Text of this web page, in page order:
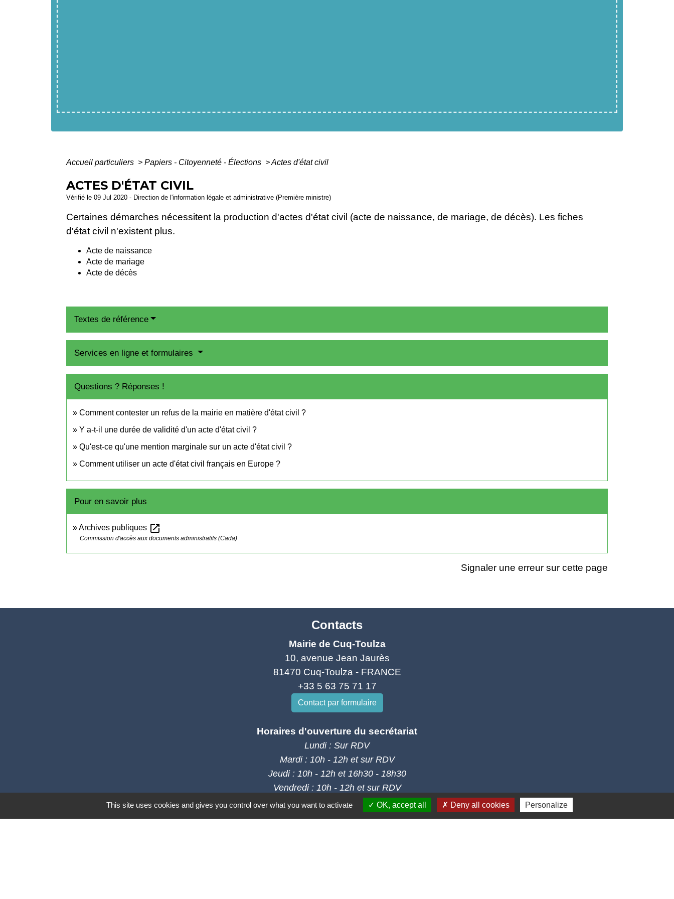
Accueil particuliers > Papiers - Citoyenneté - Élections >Actes d'état civil
ACTES D'ÉTAT CIVIL
Vérifié le 09 Jul 2020 - Direction de l'information légale et administrative (Première ministre)
Certaines démarches nécessitent la production d'actes d'état civil (acte de naissance, de mariage, de décès). Les fiches
d'état civil n'existent plus.
Acte de naissance
Acte de mariage
Acte de décès
Textes de référence
Services en ligne et formulaires
Questions ? Réponses !
Comment contester un refus de la mairie en matière d'état civil ?
Y a-t-il une durée de validité d'un acte d'état civil ?
Qu'est-ce qu'une mention marginale sur un acte d'état civil ?
Comment utiliser un acte d'état civil français en Europe ?
Pour en savoir plus
Archives publiques open_in_new
Commission d'accès aux documents administratifs (Cada)
Signaler une erreur sur cette page
Contacts
Mairie de Cuq-Toulza
10, avenue Jean Jaurès
81470 Cuq-Toulza - FRANCE
+33 5 63 75 71 17
Contact par formulaire
Horaires d'ouverture du secrétariat
Lundi : Sur RDV
Mardi : 10h - 12h et sur RDV
Jeudi : 10h - 12h et 16h30 - 18h30
Vendredi : 10h - 12h et sur RDV
Adresse mail : contact@mairie-cuqtoulza.fr
This site uses cookies and gives you control over what you want to activate OK, accept all Deny all cookies Personalize